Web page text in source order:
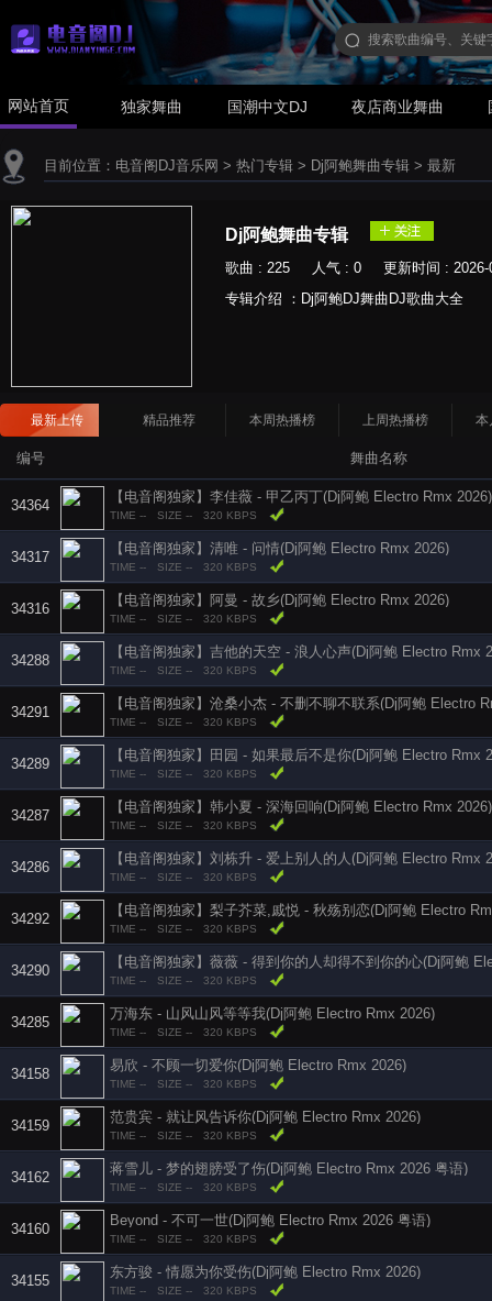
网站首页 独家舞曲 国潮中文DJ 夜店商业舞曲
目前位置： 电音阁DJ音乐网 > 热门专辑 > Dj阿鲍舞曲专辑 > 最新
Dj阿鲍舞曲专辑
歌曲 : 225 人气 : 0 更新时间 : 2026-
专辑介绍 ：Dj阿鲍DJ舞曲DJ歌曲大全
最新上传 精品推荐 本周热播榜 上周热播榜 本
编号 舞曲名称
34364
【电音阁独家】李佳薇 - 甲乙丙丁(Dj阿鲍 Electro Rmx 2026)
TIME -- SIZE -- 320 KBPS
34317
【电音阁独家】清唯 - 问情(Dj阿鲍 Electro Rmx 2026)
TIME -- SIZE -- 320 KBPS
34316
【电音阁独家】阿曼 - 故乡(Dj阿鲍 Electro Rmx 2026)
TIME -- SIZE -- 320 KBPS
34288
【电音阁独家】吉他的天空 - 浪人心声(Dj阿鲍 Electro Rmx
TIME -- SIZE -- 320 KBPS
34291
【电音阁独家】沧桑小杰 - 不删不聊不联系(Dj阿鲍 Electro
TIME -- SIZE -- 320 KBPS
34289
【电音阁独家】田园 - 如果最后不是你(Dj阿鲍 Electro Rmx
TIME -- SIZE -- 320 KBPS
34287
【电音阁独家】韩小夏 - 深海回响(Dj阿鲍 Electro Rmx 2026)
TIME -- SIZE -- 320 KBPS
34286
【电音阁独家】刘栋升 - 爱上别人的人(Dj阿鲍 Electro Rmx
TIME -- SIZE -- 320 KBPS
34292
【电音阁独家】梨子芥菜,戚悦 - 秋殇别恋(Dj阿鲍 Electro
TIME -- SIZE -- 320 KBPS
34290
【电音阁独家】薇薇 - 得到你的人却得不到你的心(Dj阿鲍
TIME -- SIZE -- 320 KBPS
34285
万海东 - 山风山风等等我(Dj阿鲍 Electro Rmx 2026)
TIME -- SIZE -- 320 KBPS
34158
易欣 - 不顾一切爱你(Dj阿鲍 Electro Rmx 2026)
TIME -- SIZE -- 320 KBPS
34159
范贵宾 - 就让风告诉你(Dj阿鲍 Electro Rmx 2026)
TIME -- SIZE -- 320 KBPS
34162
蒋雪儿 - 梦的翅膀受了伤(Dj阿鲍 Electro Rmx 2026 粤语)
TIME -- SIZE -- 320 KBPS
34160
Beyond - 不可一世(Dj阿鲍 Electro Rmx 2026 粤语)
TIME -- SIZE -- 320 KBPS
34155
东方骏 - 情愿为你受伤(Dj阿鲍 Electro Rmx 2026)
TIME -- SIZE -- 320 KBPS